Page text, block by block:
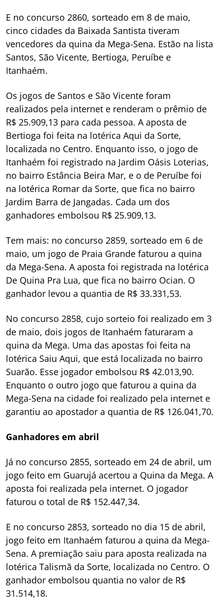
E no concurso 2860, sorteado em 8 de maio,
cinco cidades da Baixada Santista tiveram
vencedores da quina da Mega-Sena. Estão na lista
Santos, São Vicente, Bertioga, Peruíbe e
Itanhaém.
Os jogos de Santos e São Vicente foram
realizados pela internet e renderam o prêmio de
R$ 25.909,13 para cada pessoa. A aposta de
Bertioga foi feita na lotérica Aqui da Sorte,
localizada no Centro. Enquanto isso, o jogo de
Itanhaém foi registrado na Jardim Oásis Loterias,
no bairro Estância Beira Mar, e o de Peruíbe foi
na lotérica Romar da Sorte, que fica no bairro
Jardim Barra de Jangadas. Cada um dos
ganhadores embolsou R$ 25.909,13.
Tem mais: no concurso 2859, sorteado em 6 de
maio, um jogo de Praia Grande faturou a quina
da Mega-Sena. A aposta foi registrada na lotérica
De Quina Pra Lua, que fica no bairro Ocian. O
ganhador levou a quantia de R$ 33.331,53.
No concurso 2858, cujo sorteio foi realizado em 3
de maio, dois jogos de Itanhaém faturaram a
quina da Mega. Uma das apostas foi feita na
lotérica Saiu Aqui, que está localizada no bairro
Suarão. Esse jogador embolsou R$ 42.013,90.
Enquanto o outro jogo que faturou a quina da
Mega-Sena na cidade foi realizado pela internet e
garantiu ao apostador a quantia de R$ 126.041,70.
Ganhadores em abril
Já no concurso 2855, sorteado em 24 de abril, um
jogo feito em Guarujá acertou a Quina da Mega. A
aposta foi realizada pela internet. O jogador
faturou o total de R$ 152.447,34.
E no concurso 2853, sorteado no dia 15 de abril,
jogo feito em Itanhaém faturou a quina da Mega-
Sena. A premiação saiu para aposta realizada na
lotérica Talismã da Sorte, localizada no Centro. O
ganhador embolsou quantia no valor de R$
31.514,18.